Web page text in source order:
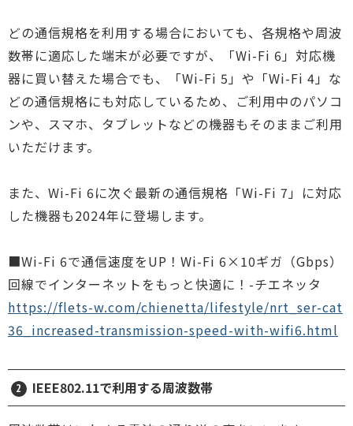
どの通信規格を利用する場合においても、各規格や周波
数帯に適応した端末が必要ですが、「Wi-Fi 6」対応機
器に買い替えた場合でも、「Wi-Fi 5」や「Wi-Fi 4」な
どの通信規格にも対応しているため、ご利用中のパソコ
ンや、スマホ、タブレットなどの機器もそのままご利用
いただけます。
また、Wi-Fi 6に次ぐ最新の通信規格「Wi-Fi 7」に対応
した機器も2024年に登場します。
■Wi-Fi 6で通信速度をUP！Wi-Fi 6×10ギガ（Gbps）
回線でインターネットをもっと快適に！-チエネッタ
https://flets-w.com/chienetta/lifestyle/nrt_ser-cat
36_increased-transmission-speed-with-wifi6.html
2 IEEE802.11で利用する周波数帯